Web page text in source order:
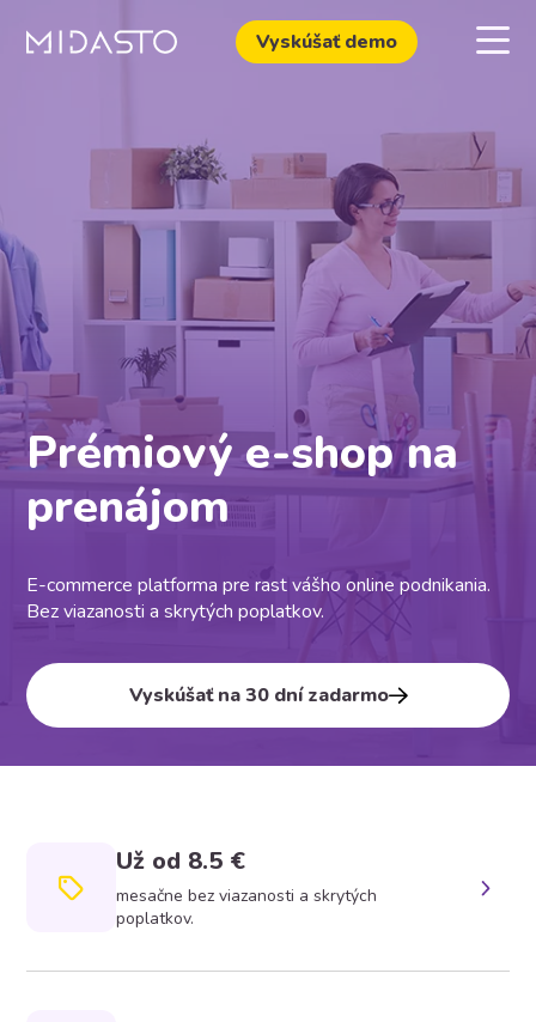
Vyskúšať demo
Prémiový e-shop na
prenájom
E-commerce platforma pre rast vášho online podnikania.
Bez viazanosti a skrytých poplatkov.
Vyskúšať na 30 dní zadarmo
Už od 8.5 €
mesačne bez viazanosti a skrytých
poplatkov.